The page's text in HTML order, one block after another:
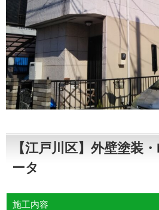
【江戸川区】外壁塗装
ータ
施工内容